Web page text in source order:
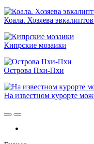
Коала. Хозяева
Кипрские мозаики
Острова Пхи-Пхи
На известном курорте